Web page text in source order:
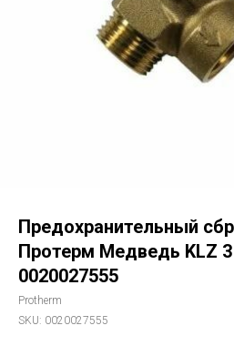
Предохранительный
Протерм Медведь KLZ 3
0020027555
Protherm
SKU: 0020027555